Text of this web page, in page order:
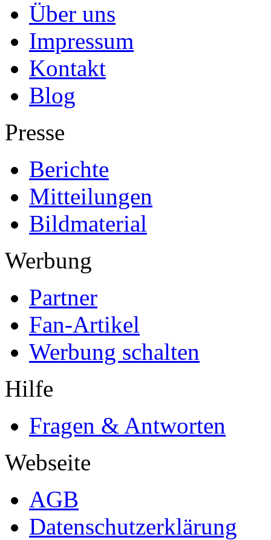
Über uns
Impressum
Kontakt
Blog
Presse
Berichte
Mitteilungen
Bildmaterial
Werbung
Partner
Fan-Artikel
Werbung schalten
Hilfe
Fragen & Antworten
Webseite
AGB
Datenschutzerklärung